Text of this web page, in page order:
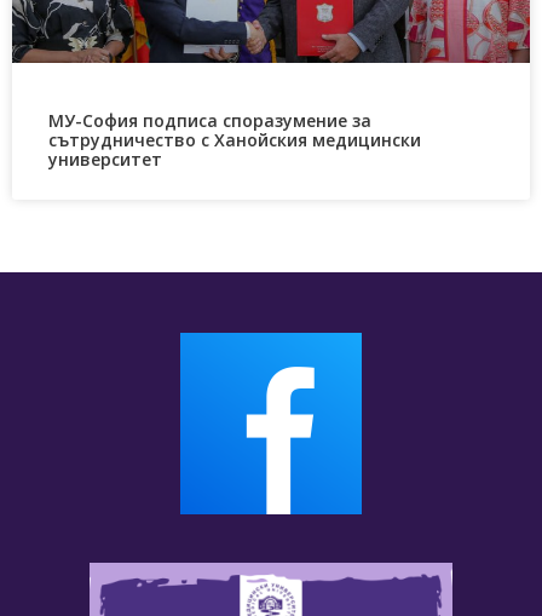
МУ-София подписа споразумение за
сътрудничество с Ханойския медицински
университет